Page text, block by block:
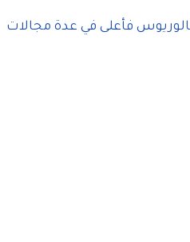
فأعلى في عدة مجالات